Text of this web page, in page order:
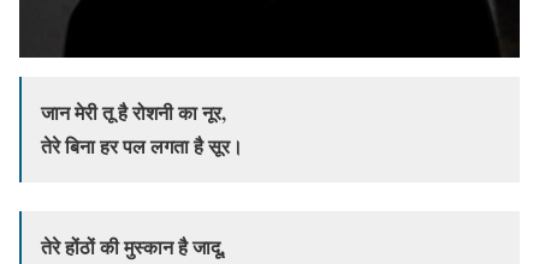
जान मेरी तू है रोशनी का नूर,
तेरे बिना हर पल लगता है सूर।
तेरे होंठों की मुस्कान है जादू,